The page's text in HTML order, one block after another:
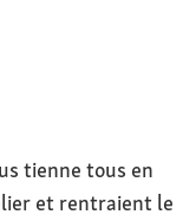
tienne tous en
et rentraient le